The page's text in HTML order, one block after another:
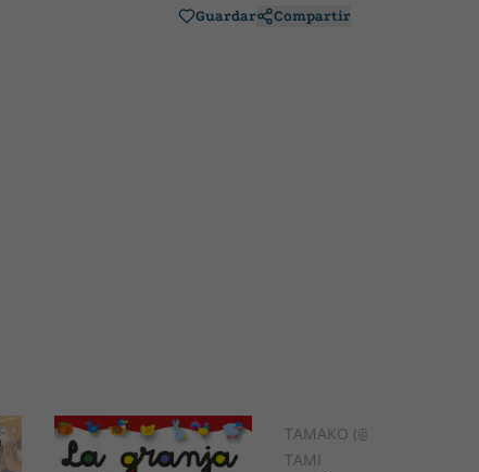
Guardar Compartir
TAMAKO
TAMI